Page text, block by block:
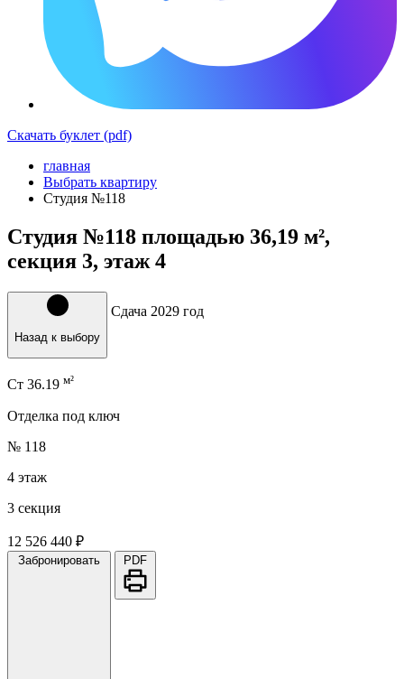
Скачать буклет (pdf)
главная
Выбрать квартиру
Студия №118
Студия №118 площадью 36,19 м²,
секция 3, этаж 4
Назад к выбору
Сдача 2029 год
Ст 36.19 м²
Отделка под ключ
№ 118
4 этаж
3 секция
12 526 440 ₽
Забронировать PDF